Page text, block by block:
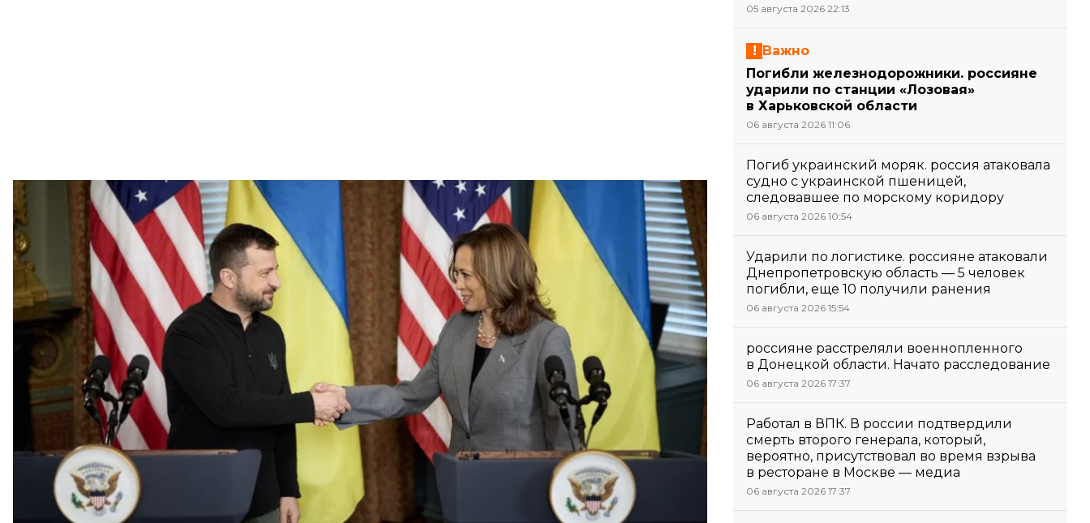
Владимир Зеленский встретился с Камалой Харрис, 26 сентября 2024 года
Офис президента
Президент Украины Владимир Зеленский поделился деталями плана победы с вице-
президентом США Камалой Харрис.
Об этом
сообщили
в Офисе президента.
Зеленский поблагодарил Камалу Харрис за участие в первом Саммите мира и за поддержку
Украины.
На встрече президент поделился деталями плана победы и отметил, что для Украины очень важно
«быть полностью понятными и работать в полной координации с Соединенными Штатами».
05 августа 2026 22:13
Важно
Погибли железнодорожники. россияне
ударили по станции «Лозовая»
в Харьковской области
06 августа 2026 11:06
Погиб украинский моряк. россия атаковала
судно с украинской пшеницей,
следовавшее по морскому коридору
06 августа 2026 10:54
Ударили по логистике. россияне атаковали
Днепропетровскую область — 5 человек
погибли, еще 10 получили ранения
06 августа 2026 15:54
россияне расстреляли военнопленного
в Донецкой области. Начато расследование
06 августа 2026 17:37
Работал в ВПК. В россии подтвердили
смерть второго генерала, который,
вероятно, присутствовал во время взрыва
в ресторане в Москве — медиа
06 августа 2026 17:37